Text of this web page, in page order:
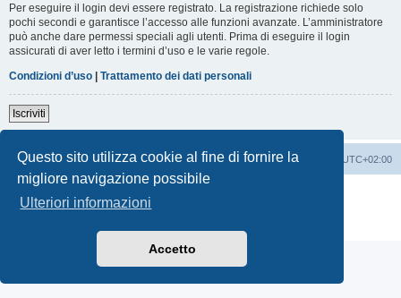
Questo sito utilizza cookie al fine di fornire la
migliore navigazione possibile
Ulteriori informazioni
Accetto
Per eseguire il login devi essere registrato. La registrazione richiede solo
pochi secondi e garantisce l’accesso alle funzioni avanzate. L’amministratore
può anche dare permessi speciali agli utenti. Prima di eseguire il login
assicurati di aver letto i termini d’uso e le varie regole.
Condizioni d’uso | Trattamento dei dati personali
Iscriviti
Indice Tutti gli orari sono UTC+02:00
Cancella cookie
Contattaci
Traduzione Italiana